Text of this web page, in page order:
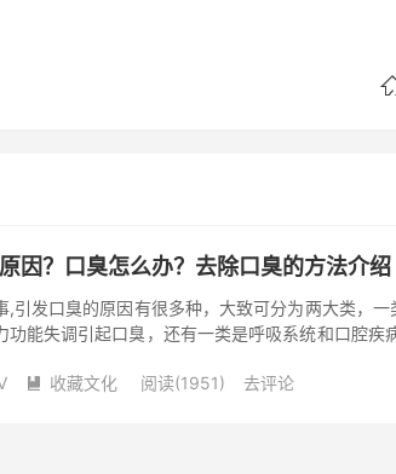
因？口臭怎么办？去除口臭的方法介绍
,引发口臭的原因有很多种，大致可分为两大类，
功能失调引起口臭，还有一类是呼吸系统和口腔疾
 收藏文化 阅读(1951) 去评论